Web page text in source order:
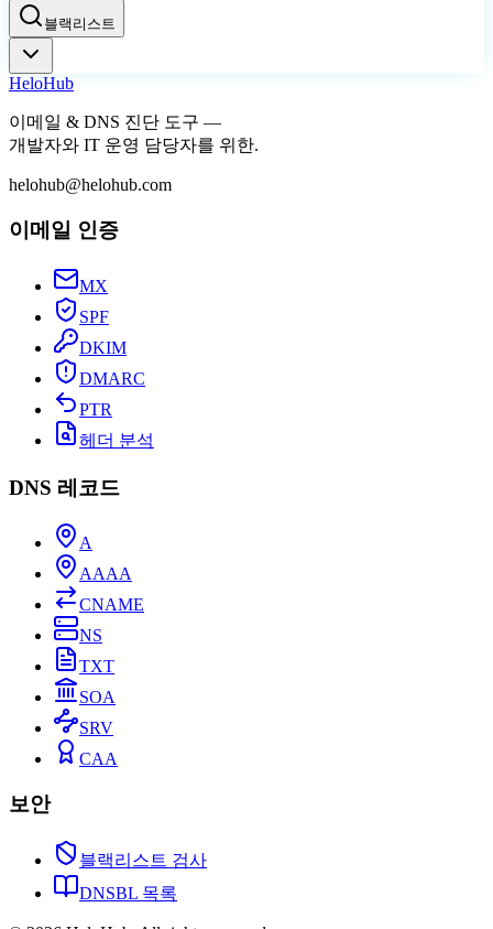
블랙리스트
HeloHub
이메일 & DNS 진단 도구 —
개발자와 IT 운영 담당자를 위한.
helohub@helohub.com
이메일 인증
MX
SPF
DKIM
DMARC
PTR
헤더 분석
DNS 레코드
A
AAAA
CNAME
NS
TXT
SOA
SRV
CAA
보안
블랙리스트 검사
DNSBL 목록